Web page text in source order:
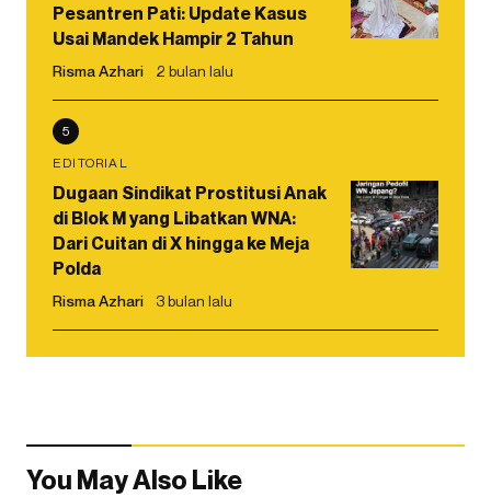
Pesantren Pati: Update Kasus
Usai Mandek Hampir 2 Tahun
Risma Azhari 2 bulan lalu
5
EDITORIAL
Dugaan Sindikat Prostitusi Anak
di Blok M yang Libatkan WNA:
Dari Cuitan di X hingga ke Meja
Polda
Risma Azhari 3 bulan lalu
You May Also Like